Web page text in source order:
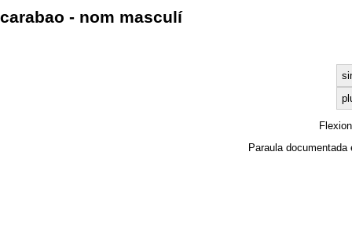
carabao - nom masculí
Paraula